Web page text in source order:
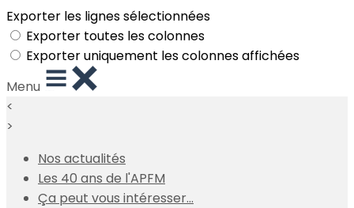
Exporter les lignes sélectionnées
Exporter toutes les colonnes
Exporter uniquement les colonnes affichées
Menu
<
>
Nos actualités
Les 40 ans de l'APFM
Ça peut vous intéresser...